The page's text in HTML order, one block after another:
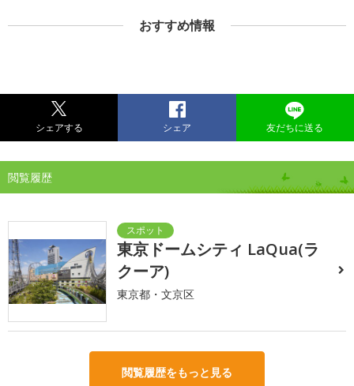
おすすめ情報
シェアする シェア 友だちに送る
閲覧履歴
東京ドームシティ LaQua(ラ
クーア)
東京都・文京区
閲覧履歴をもっと見る